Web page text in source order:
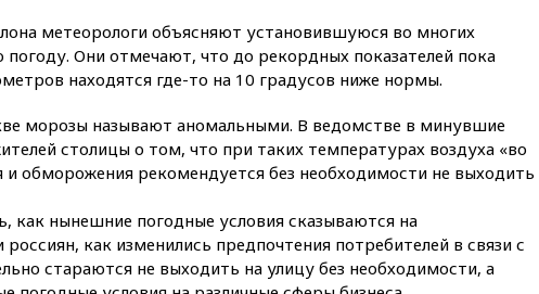
станет значительно дороже
вчера, 22:20 Путин назвал 76-ю
гвардейскую десантно-
легендарной
вчера, 22:15 Путин заслушал
доклад о ситуации на
вчера, 21:58 Генпрокуратура
признала нежелательным в
РФ американский Human
Rights Foundation
метеорологи объясняют установившуюся во многих
Они отмечают, что до рекордных показателей пока
находятся где-то на 10 градусов ниже нормы.
морозы называют аномальными. В ведомстве в минувшие
столицы о том, что при таких температурах воздуха «во
и обморожения рекомендуется без необходимости не выходить
как нынешние погодные условия сказываются на
как изменились предпочтения потребителей в связи с
стараются не выходить на улицу без необходимости, а